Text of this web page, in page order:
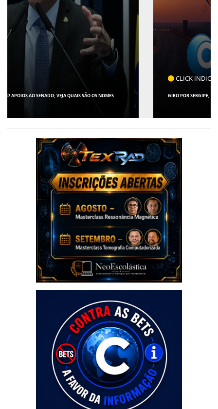
GIRO POR SERGIPE, BRASIL E MUNDO - 07 DE AGOSTO DE 2026